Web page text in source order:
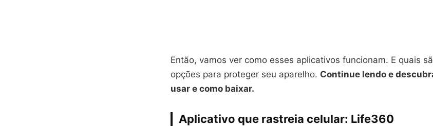
Então, vamos ver como esses aplicativos funcionam. E quais
opções para proteger seu aparelho. Continue lendo e
usar e como baixar.
Aplicativo que rastreia celular: Life360